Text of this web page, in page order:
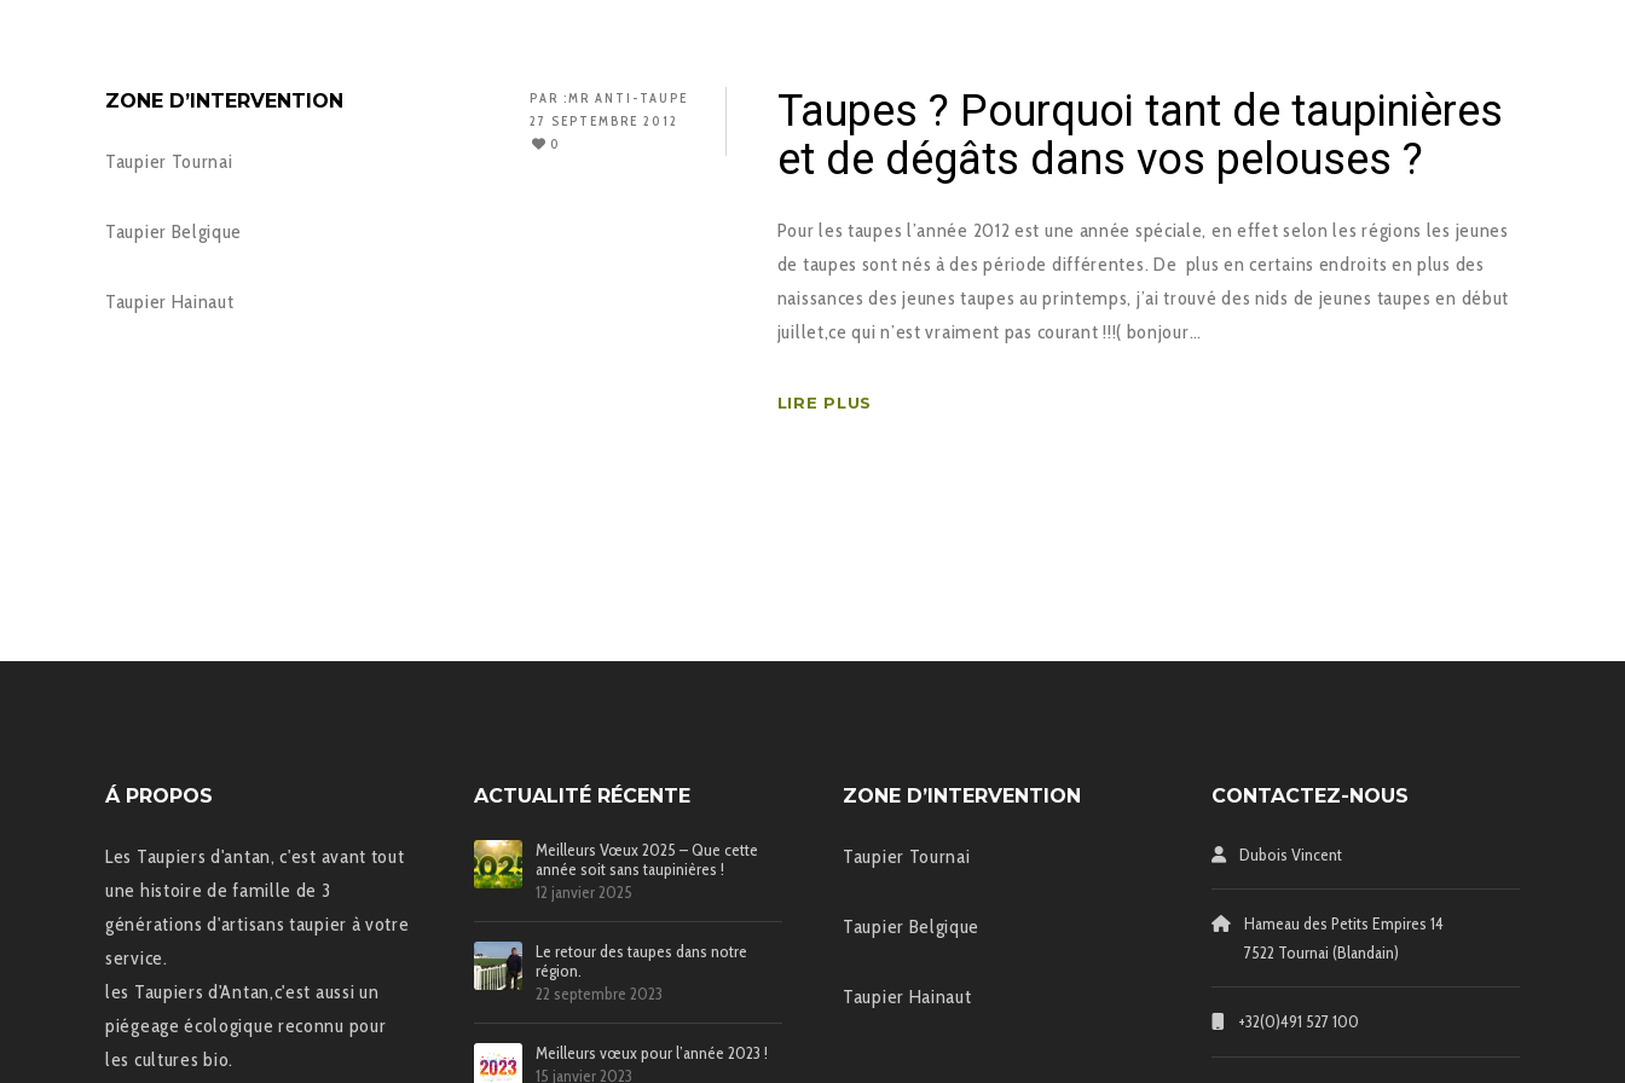
PAR :MR ANTI-TAUPE
27 SEPTEMBRE 2012
0
Taupes ? Pourquoi tant de taupinières
et de dégâts dans vos pelouses ?
Pour les taupes l’année 2012 est une année spéciale, en effet selon les régions les jeunes
de taupes sont nés à des période différentes. De plus en certains endroits en plus des
naissances des jeunes taupes au printemps, j’ai trouvé des nids de jeunes taupes en début
juillet,ce qui n’est vraiment pas courant !!!( bonjour…
LIRE PLUS
ZONE D’INTERVENTION
Taupier Tournai
Taupier Belgique
Taupier Hainaut
Á PROPOS
Les Taupiers d'antan, c'est avant tout
une histoire de famille de 3
générations d'artisans taupier à votre
service.
les Taupiers d'Antan,c'est aussi un
piégeage écologique reconnu pour
les cultures bio.
ACTUALITÉ RÉCENTE
Meilleurs Vœux 2025 – Que cette
année soit sans taupinières !
12 janvier 2025
Le retour des taupes dans notre
région.
22 septembre 2023
Meilleurs vœux pour l’année 2023 !
15 janvier 2023
ZONE D’INTERVENTION
Taupier Tournai
Taupier Belgique
Taupier Hainaut
CONTACTEZ-NOUS
Dubois Vincent
Hameau des Petits Empires 14
7522 Tournai (Blandain)
+32(0)491 527 100